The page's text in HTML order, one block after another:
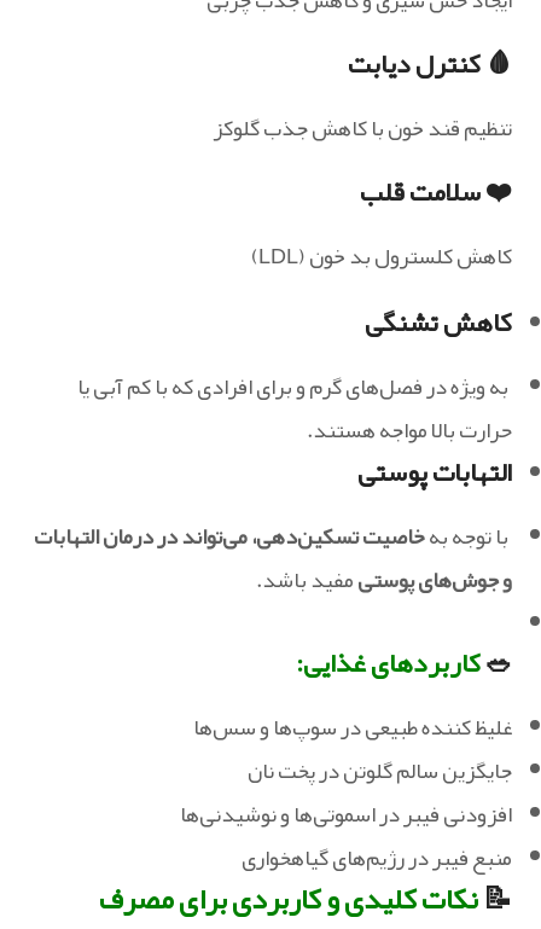
🩸 کنترل دیابت
تنظیم قند خون با کاهش جذب گلوکز
❤️ سلامت قلب
کاهش کلسترول بد خون (LDL)
کاهش تشنگی
به‌ ویژه در فصل‌های گرم و برای افرادی که با کم آبی یا
حرارت بالا مواجه هستند.
التهابات پوستی
با توجه بهخاصیت تسکین‌دهی، می‌تواند در درمان التهابات
و جوش‌های پوستیمفید باشد.
🥗کاربردهای غذایی:
غلیظ کننده طبیعی در سوپ‌ها و سس‌ها
جایگزین سالم گلوتن در پخت نان
افزودنی فیبر در اسموتی‌ها و نوشیدنی‌ها
منبع فیبر در رژیم‌های گیاهخواری
📝نکات کلیدی و کاربردی برای مصرف